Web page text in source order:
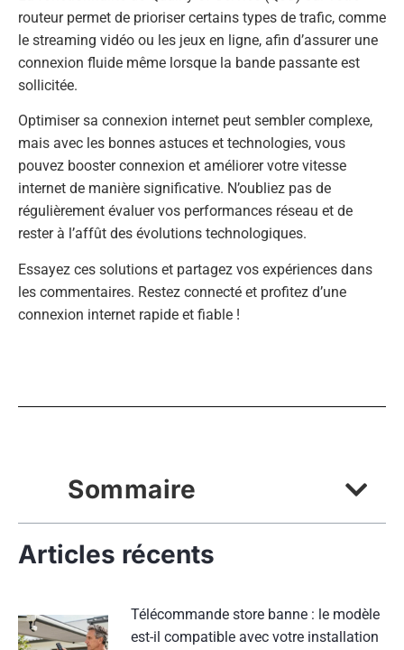
routeur permet de prioriser certains types de trafic, comme
le streaming vidéo ou les jeux en ligne, afin d’assurer une
connexion fluide même lorsque la bande passante est
sollicitée.
Optimiser sa connexion internet peut sembler complexe,
mais avec les bonnes astuces et technologies, vous
pouvez booster connexion et améliorer votre vitesse
internet de manière significative. N’oubliez pas de
régulièrement évaluer vos performances réseau et de
rester à l’affût des évolutions technologiques.
Essayez ces solutions et partagez vos expériences dans
les commentaires. Restez connecté et profitez d’une
connexion internet rapide et fiable !
Sommaire
Articles récents
Télécommande store banne : le modèle
est-il compatible avec votre installation